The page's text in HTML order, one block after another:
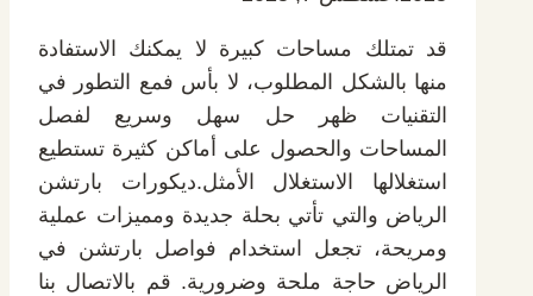
قد تمتلك مساحات كبيرة لا يمكنك الاستفادة
منها بالشكل المطلوب، لا بأس فمع التطور في
التقنيات ظهر حل سهل وسريع لفصل
المساحات والحصول على أماكن كثيرة تستطيع
استغلالها الاستغلال الأمثل.ديكورات بارتشن
الرياض والتي تأتي بحلة جديدة ومميزات عملية
ومريحة، تجعل استخدام فواصل بارتشن في
الرياض حاجة ملحة وضرورية. قم بالاتصال بنا